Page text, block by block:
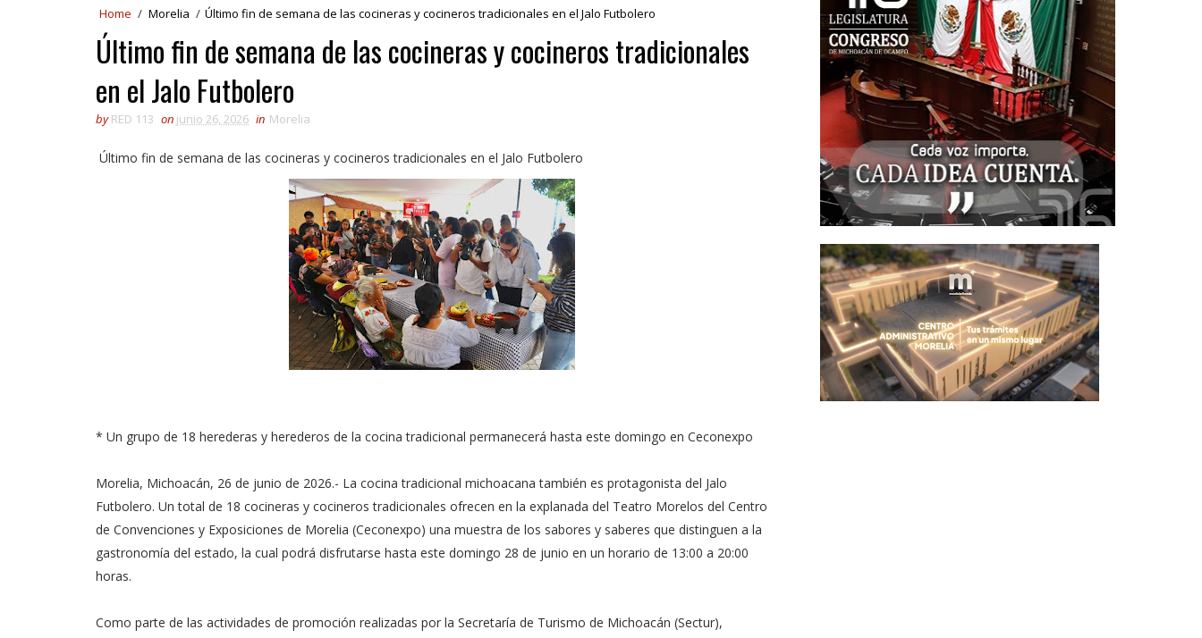
Home / Morelia / Último fin de semana de las cocineras y cocineros tradicionales en el Jalo Futbolero
Último fin de semana de las cocineras y cocineros tradicionales
en el Jalo Futbolero
by RED 113 on junio 26, 2026 in Morelia
Último fin de semana de las cocineras y cocineros tradicionales en el Jalo Futbolero
* Un grupo de 18 herederas y herederos de la cocina tradicional permanecerá hasta este domingo en Ceconexpo
Morelia, Michoacán, 26 de junio de 2026.- La cocina tradicional michoacana también es protagonista del Jalo
Futbolero. Un total de 18 cocineras y cocineros tradicionales ofrecen en la explanada del Teatro Morelos del Centro
de Convenciones y Exposiciones de Morelia (Ceconexpo) una muestra de los sabores y saberes que distinguen a la
gastronomía del estado, la cual podrá disfrutarse hasta este domingo 28 de junio en un horario de 13:00 a 20:00
horas.
Como parte de las actividades de promoción realizadas por la Secretaría de Turismo de Michoacán (Sectur),